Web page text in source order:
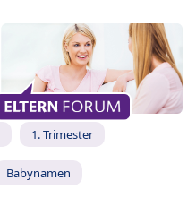
1. Trimester
Babynamen